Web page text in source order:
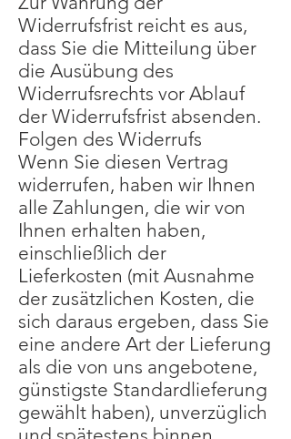
Widerrufsfrist reicht es aus,
dass Sie die Mitteilung über
die Ausübung des
Widerrufsrechts vor Ablauf
der Widerrufsfrist absenden.
Folgen des Widerrufs
Wenn Sie diesen Vertrag
widerrufen, haben wir Ihnen
alle Zahlungen, die wir von
Ihnen erhalten haben,
einschließlich der
Lieferkosten (mit Ausnahme
der zusätzlichen Kosten, die
sich daraus ergeben, dass Sie
eine andere Art der Lieferung
als die von uns angebotene,
günstigste Standardlieferung
gewählt haben), unverzüglich